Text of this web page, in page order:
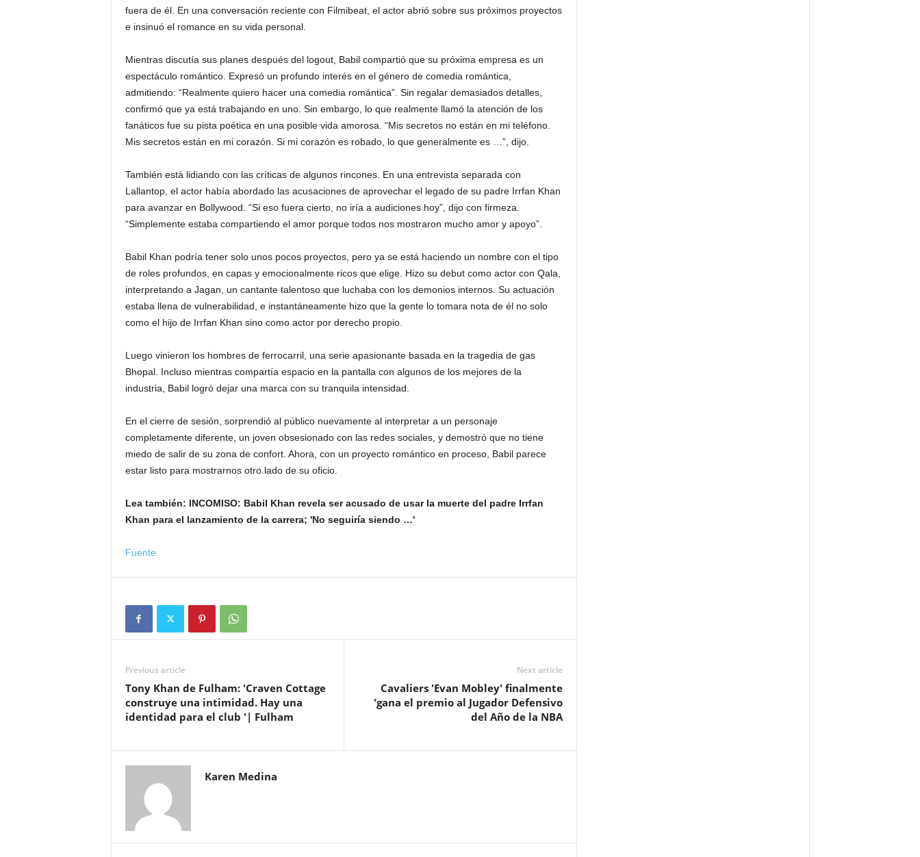
fuera de él. En una conversación reciente con Filmibeat, el actor abrió sobre sus próximos proyectos
e insinuó el romance en su vida personal.
Mientras discutía sus planes después del logout, Babil compartió que su próxima empresa es un
espectáculo romántico. Expresó un profundo interés en el género de comedia romántica,
admitiendo: “Realmente quiero hacer una comedia romántica”. Sin regalar demasiados detalles,
confirmó que ya está trabajando en uno. Sin embargo, lo que realmente llamó la atención de los
fanáticos fue su pista poética en una posible vida amorosa. “Mis secretos no están en mi teléfono.
Mis secretos están en mi corazón. Si mi corazón es robado, lo que generalmente es …”, dijo.
También está lidiando con las críticas de algunos rincones. En una entrevista separada con
Lallantop, el actor había abordado las acusaciones de aprovechar el legado de su padre Irrfan Khan
para avanzar en Bollywood. “Si eso fuera cierto, no iría a audiciones hoy”, dijo con firmeza.
“Simplemente estaba compartiendo el amor porque todos nos mostraron mucho amor y apoyo”.
Babil Khan podría tener solo unos pocos proyectos, pero ya se está haciendo un nombre con el tipo
de roles profundos, en capas y emocionalmente ricos que elige. Hizo su debut como actor con Qala,
interpretando a Jagan, un cantante talentoso que luchaba con los demonios internos. Su actuación
estaba llena de vulnerabilidad, e instantáneamente hizo que la gente lo tomara nota de él no solo
como el hijo de Irrfan Khan sino como actor por derecho propio.
Luego vinieron los hombres de ferrocarril, una serie apasionante basada en la tragedia de gas
Bhopal. Incluso mientras compartía espacio en la pantalla con algunos de los mejores de la
industria, Babil logró dejar una marca con su tranquila intensidad.
En el cierre de sesión, sorprendió al público nuevamente al interpretar a un personaje
completamente diferente, un joven obsesionado con las redes sociales, y demostró que no tiene
miedo de salir de su zona de confort. Ahora, con un proyecto romántico en proceso, Babil parece
estar listo para mostrarnos otro lado de su oficio.
Lea también: INCOMISO: Babil Khan revela ser acusado de usar la muerte del padre Irrfan
Khan para el lanzamiento de la carrera; 'No seguiría siendo …'
Fuente
Previous article
Tony Khan de Fulham: 'Craven Cottage
construye una intimidad. Hay una
identidad para el club '| Fulham
Next article
Cavaliers 'Evan Mobley' finalmente
'gana el premio al Jugador Defensivo
del Año de la NBA
Karen Medina